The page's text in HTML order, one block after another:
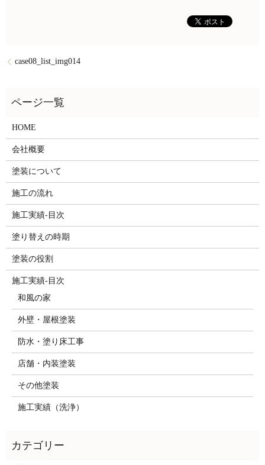
case08_list_img014
HOME
会社概要
塗装について
施工の流れ
施工実績-目次
塗り替えの時期
塗装の役割
施工実績-目次
和風の家
外壁・屋根塗装
防水・塗り床工事
店舗・内装塗装
その他塗装
施工実績（洗浄）